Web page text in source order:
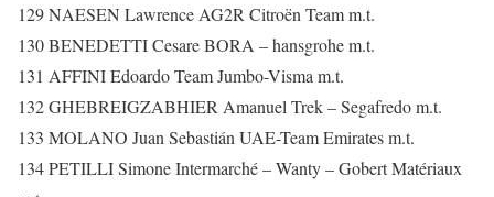
129 NAESEN Lawrence AG2R Citroën Team m.t.
130 BENEDETTI Cesare BORA – hansgrohe m.t.
131 AFFINI Edoardo Team Jumbo-Visma m.t.
132 GHEBREIGZABHIER Amanuel Trek – Segafredo m.t.
133 MOLANO Juan Sebastián UAE-Team Emirates m.t.
134 PETILLI Simone Intermarché – Wanty – Gobert Matériaux